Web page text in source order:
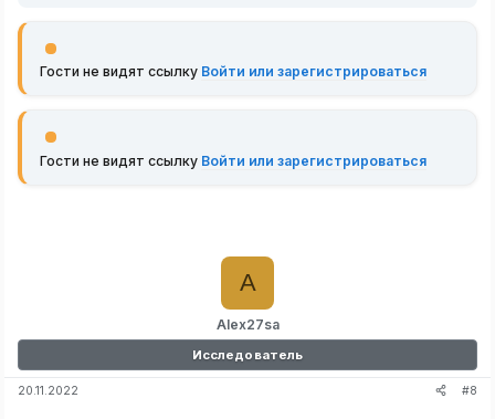
Гости не видят ссылку Войти или зарегистрироваться
Гости не видят ссылку Войти или зарегистрироваться
Alex27sa
A
Исследователь
20.11.2022 #8